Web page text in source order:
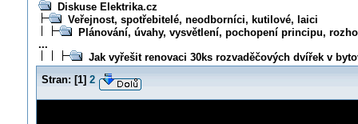
Diskuse Elektrika.cz
Veřejnost, spotřebitelé, neodborníci, kutilové, laici
Plánování, úvahy, vysvětlení, pochopení principu,
...
Jak vyřešit renovaci 30ks rozvaděčových dvířek v
Stran: [1] 2